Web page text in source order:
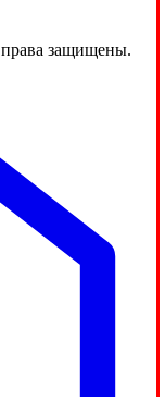
защищены.